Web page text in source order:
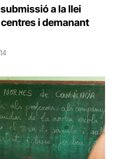
a la llei
i demanant